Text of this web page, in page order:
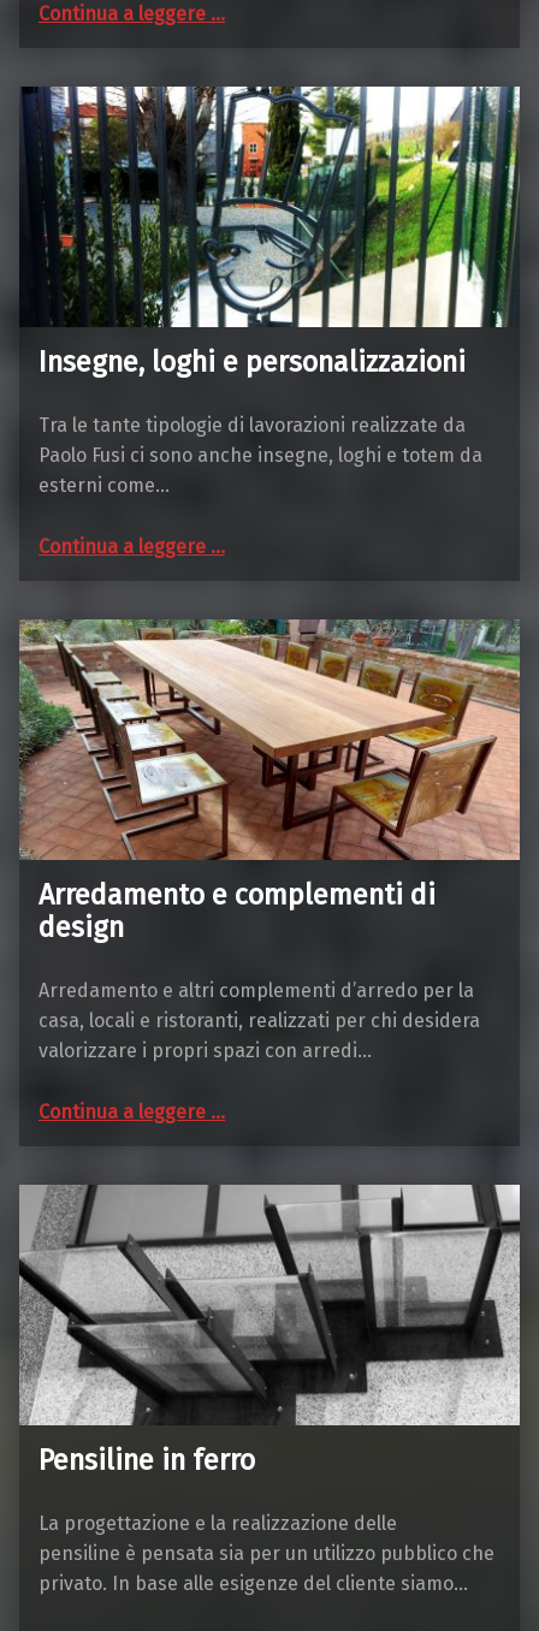
Continua a leggere …
Insegne, loghi e personalizzazioni
Tra le tante tipologie di lavorazioni realizzate da
Paolo Fusi ci sono anche insegne, loghi e totem da
esterni come…
Continua a leggere …
Arredamento e complementi di
design
Arredamento e altri complementi d’arredo per la
casa, locali e ristoranti, realizzati per chi desidera
valorizzare i propri spazi con arredi…
Continua a leggere …
Pensiline in ferro
La progettazione e la realizzazione delle
pensiline è pensata sia per un utilizzo pubblico che
privato. In base alle esigenze del cliente siamo…